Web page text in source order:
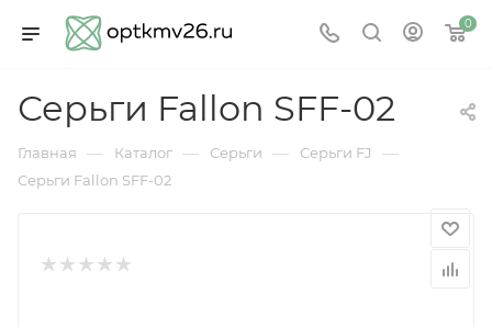
0
Серьги Fallon SFF-02
Главная — Каталог — Серьги — Серьги FJ —
Серьги Fallon SFF-02